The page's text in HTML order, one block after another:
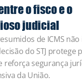
o fisco e o
judicial
de ICMS
do STJ protege
reforça segurança
da União.